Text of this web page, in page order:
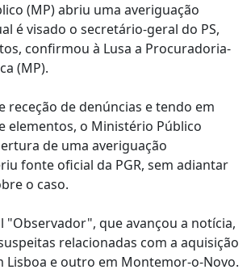
(MP) abriu uma averiguação
é visado o secretário-geral do PS,
confirmou à Lusa a Procuradoria-
(MP).
receção de denúncias e tendo em
elementos, o Ministério Público
de uma averiguação
fonte oficial da PGR, sem adiantar
o caso.
"Observador", que avançou a notícia,
relacionadas com a aquisição
Lisboa e outro em Montemor-o-Novo.